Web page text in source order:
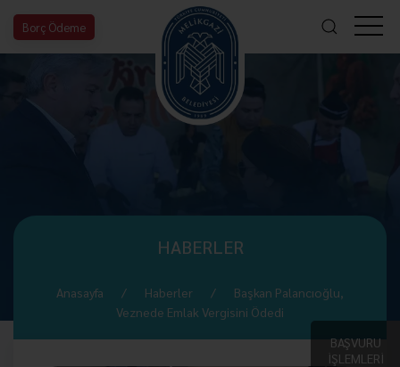
Borç Ödeme
BAŞVURU
İŞLEMLERİ
HABERLER
Anasayfa Haberler
Başkan Palancıoğlu,
Veznede Emlak Vergisini Ödedi